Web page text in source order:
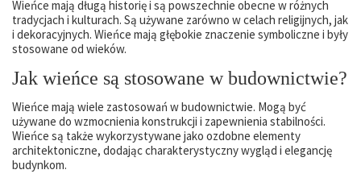
Wieńce mają długą historię i są powszechnie obecne w różnych
tradycjach i kulturach. Są używane zarówno w celach religijnych, jak
i dekoracyjnych. Wieńce mają głębokie znaczenie symboliczne i były
stosowane od wieków.
Jak wieńce są stosowane w budownictwie?
Wieńce mają wiele zastosowań w budownictwie. Mogą być
używane do wzmocnienia konstrukcji i zapewnienia stabilności.
Wieńce są także wykorzystywane jako ozdobne elementy
architektoniczne, dodając charakterystyczny wygląd i elegancję
budynkom.